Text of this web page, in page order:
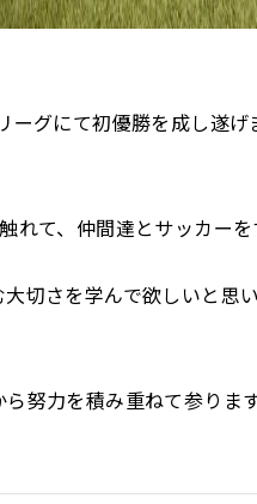
ーグにて初優勝を成し遂げ
れて、仲間達とサッカー
切さを学んで欲しいと思
努力を積み重ねて参りま